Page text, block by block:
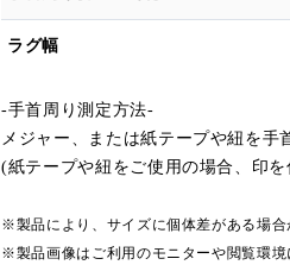
-手首周り測定方法-
メジャー、または紙テープや紐を手
(紙テープや紐をご使用の場合、印
※製品により、サイズに個体差がある場合
※製品画像はご利用のモニターや閲覧環